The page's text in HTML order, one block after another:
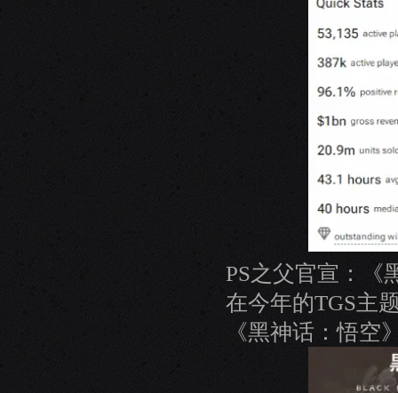
PS之父官宣：《
在今年的TGS主
《黑神话：悟空